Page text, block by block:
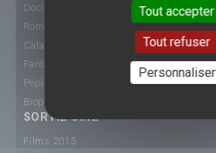
Documentaire
Romance
Catastrophe
Fantastique
Péplum
Biopic
SORTIE CINÉ
Films 2015
Tout accepter
Tout refuser
Personnaliser